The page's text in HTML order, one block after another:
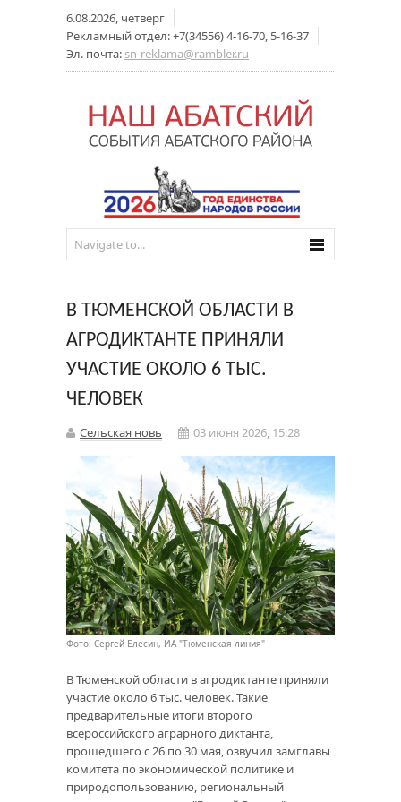
6.08.2026, четверг
Рекламный отдел: +7(34556) 4-16-70, 5-16-37
Эл. почта: sn-reklama@rambler.ru
В ТЮМЕНСКОЙ ОБЛАСТИ В
АГРОДИКТАНТЕ ПРИНЯЛИ
УЧАСТИЕ ОКОЛО 6 ТЫС.
ЧЕЛОВЕК
Сельская новь 03 июня 2026, 15:28
Фото: Сергей Елесин, ИА "Тюменская линия"
В Тюменской области в агродиктанте приняли
участие около 6 тыс. человек. Такие
предварительные итоги второго
всероссийского аграрного диктанта,
прошедшего с 26 по 30 мая, озвучил замглавы
комитета по экономической политике и
природопользованию, региональный